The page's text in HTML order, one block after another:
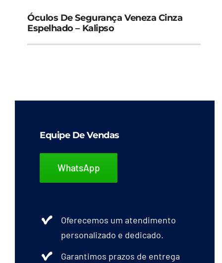
Óculos De Segurança Veneza Cinza
Espelhado – Kalipso
Equipe De Vendas
WhatsApp
Oferecemos um atendimento
personalizado e dedicado.
Garantimos prazos de entrega